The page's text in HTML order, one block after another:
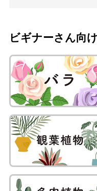
ビギナーさん向